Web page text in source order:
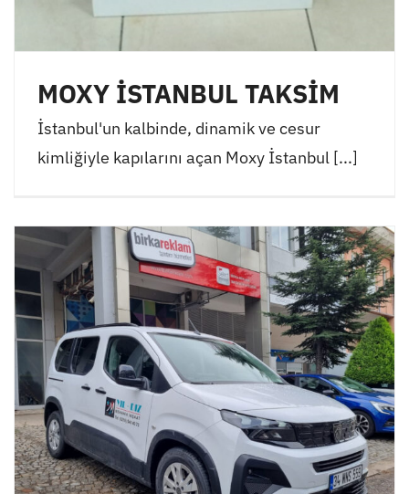
MOXY İSTANBUL TAKSİM
İstanbul'un kalbinde, dinamik ve cesur
kimliğiyle kapılarını açan Moxy İstanbul [...]